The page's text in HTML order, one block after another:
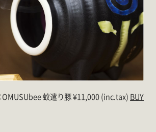
蚊遣り豚 ¥11,000 (inc.tax) BUY